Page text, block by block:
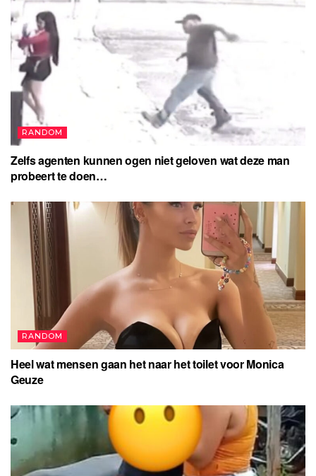
RANDOM
Zelfs agenten kunnen ogen niet geloven wat deze man
probeert te doen…
RANDOM
Heel wat mensen gaan het naar het toilet voor Monica
Geuze